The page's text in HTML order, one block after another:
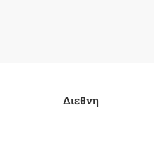
Διεθνη